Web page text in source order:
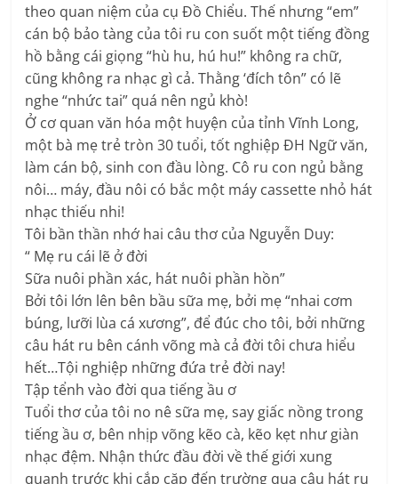
theo quan niệm của cụ Đồ Chiểu. Thế nhưng “em”
cán bộ bảo tàng của tôi ru con suốt một tiếng đồng
hồ bằng cái giọng “hù hu, hú hu!” không ra chữ,
cũng không ra nhạc gì cả. Thằng ‘đích tôn” có lẽ
nghe “nhức tai” quá nên ngủ khò!
Ở cơ quan văn hóa một huyện của tỉnh Vĩnh Long,
một bà mẹ trẻ tròn 30 tuổi, tốt nghiệp ĐH Ngữ văn,
làm cán bộ, sinh con đầu lòng. Cô ru con ngủ bằng
nôi… máy, đầu nôi có bắc một máy cassette nhỏ hát
nhạc thiếu nhi!
Tôi bần thần nhớ hai câu thơ của Nguyễn Duy:
“ Mẹ ru cái lẽ ở đời
Sữa nuôi phần xác, hát nuôi phần hồn”
Bởi tôi lớn lên bên bầu sữa mẹ, bởi mẹ “nhai cơm
búng, lưỡi lùa cá xương”, để đúc cho tôi, bởi những
câu hát ru bên cánh võng mà cả đời tôi chưa hiểu
hết…Tội nghiệp những đứa trẻ đời nay!
Tập tểnh vào đời qua tiếng ầu ơ
Tuổi thơ của tôi no nê sữa mẹ, say giấc nồng trong
tiếng ầu ơ, bên nhịp võng kẽo cà, kẽo kẹt như giàn
nhạc đệm. Nhận thức đầu đời về thế giới xung
quanh trước khi cắp cặp đến trường qua câu hát ru